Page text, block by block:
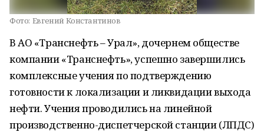
Фото: Евгений Константинов
В АО «Транснефть – Урал», дочернем обществе
компании «Транснефть», успешно завершились
комплексные учения по подтверждению
готовности к локализации и ликвидации выхода
нефти. Учения проводились на линейной
производственно-диспетчерской станции (ЛПДС)